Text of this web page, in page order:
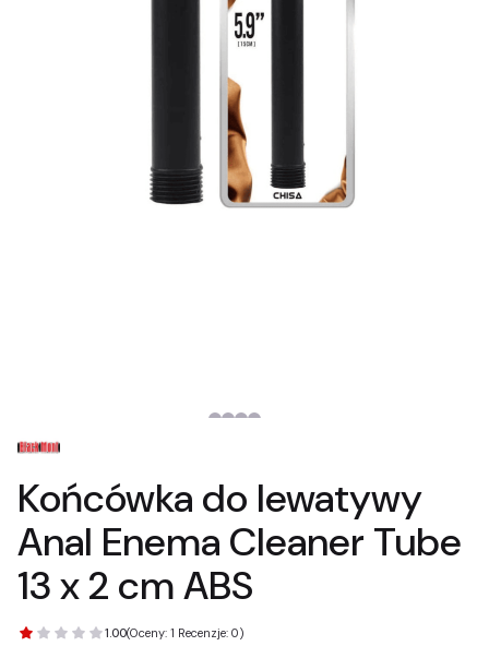
Końcówka do lewatywy
Anal Enema Cleaner Tube
13 x 2 cm ABS
1.00(Oceny: 1 Recenzje: 0)